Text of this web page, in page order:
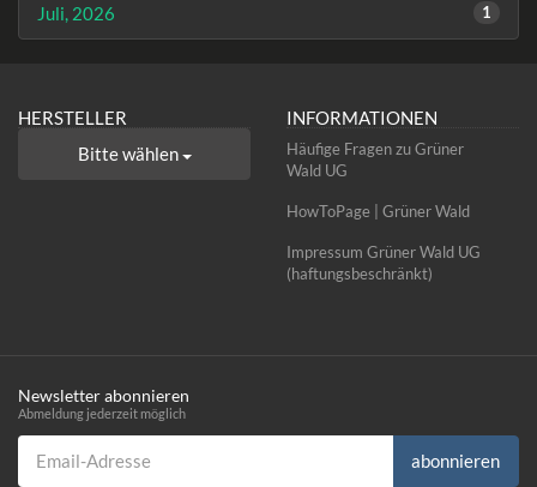
Juli, 2026 1
HERSTELLER
Bitte wählen
INFORMATIONEN
Häufige Fragen zu Grüner
Wald UG
HowToPage | Grüner Wald
Impressum Grüner Wald UG
(haftungsbeschränkt)
Newsletter abonnieren
Abmeldung jederzeit möglich
Email-Adresse
abonnieren